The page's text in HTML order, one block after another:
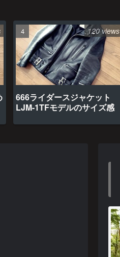
666ライダースジャケット
LJM-1TFモデルのサイズ感
120 views